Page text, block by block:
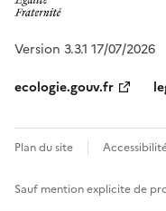
Version 3.3.1 17/07/2026
ecologie.gouv.fr
Plan du site
Sauf mention explicite de